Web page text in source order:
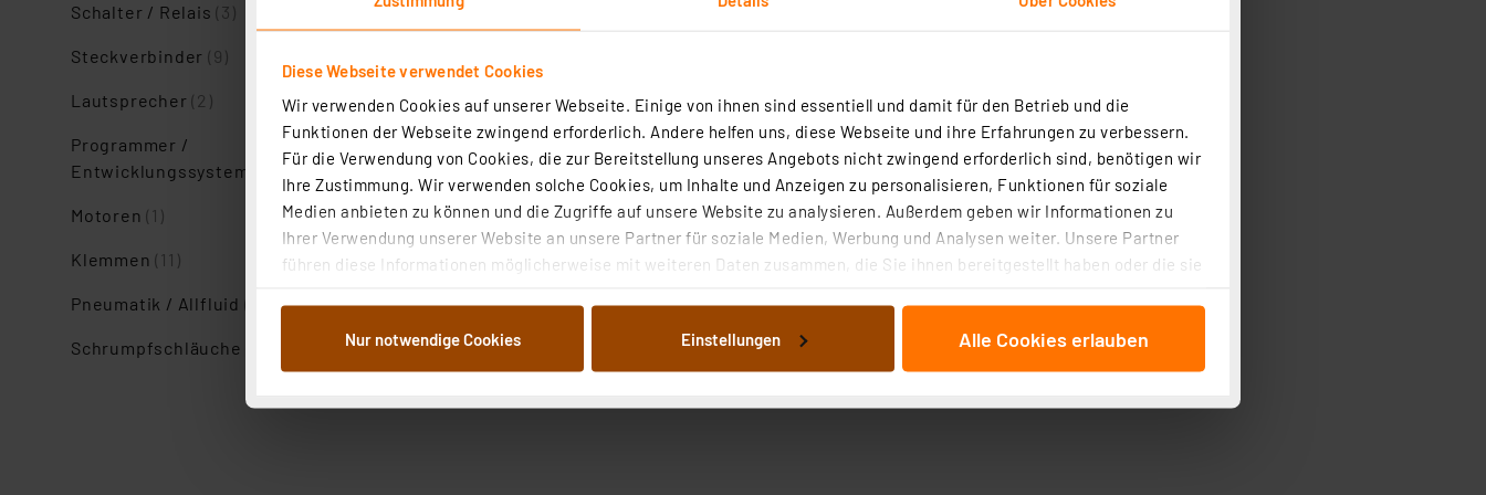
Diese Webseite verwendet Cookies
Wir verwenden Cookies auf unserer Webseite. Einige von ihnen sind essentiell und damit für den Betrieb und die
Funktionen der Webseite zwingend erforderlich. Andere helfen uns, diese Webseite und ihre Erfahrungen zu verbessern.
Für die Verwendung von Cookies, die zur Bereitstellung unseres Angebots nicht zwingend erforderlich sind, benötigen wir
Ihre Zustimmung. Wir verwenden solche Cookies, um Inhalte und Anzeigen zu personalisieren, Funktionen für soziale
Medien anbieten zu können und die Zugriffe auf unsere Website zu analysieren. Außerdem geben wir Informationen zu
Ihrer Verwendung unserer Website an unsere Partner für soziale Medien, Werbung und Analysen weiter. Unsere Partner
führen diese Informationen möglicherweise mit weiteren Daten zusammen, die Sie ihnen bereitgestellt haben oder die sie
Weiterverarbeitung für die nachfolgend dargestellten bzw. die von Ihnen ausgewählten Verarbeitungszwecke (Art. 6
Abs.1a DSG-VO) zu. Eine detaillierte Auflistung der einzelnen Cookies nach Zweck und Anbieter ist durch Klick auf den
Nur notwendige Cookies Einstellungen Alle Cookies erlauben
Schalter / Relais(3)
Steckverbinder(9)
Lautsprecher(2)
Programmer /
Entwicklungssysteme
Motoren(1)
Klemmen(11)
Pneumatik / Allfluid (1)
Schrumpfschläuche